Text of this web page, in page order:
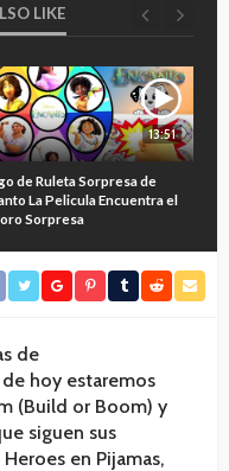
LIKE
13:51
de Ruleta Sorpresa de
La Pelicula Encuentra el
Sorpresa
de
hoy estaremos
(Build or Boom) y
siguen sus
en Pijamas,